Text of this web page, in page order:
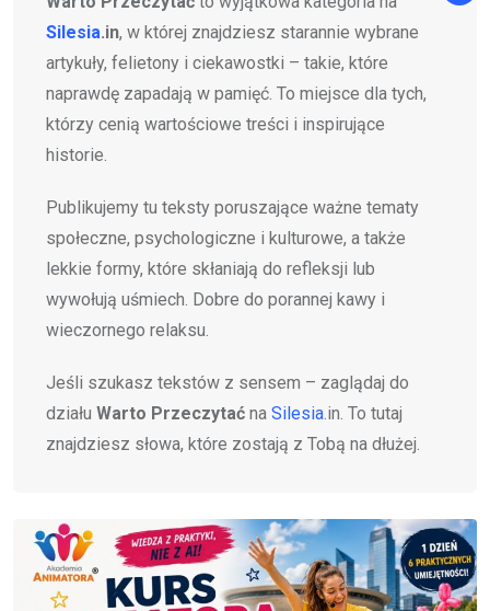
Silesia.in, w której znajdziesz starannie wybrane
artykuły, felietony i ciekawostki – takie, które
naprawdę zapadają w pamięć. To miejsce dla tych,
którzy cenią wartościowe treści i inspirujące
historie.
Publikujemy tu teksty poruszające ważne tematy
społeczne, psychologiczne i kulturowe, a także
lekkie formy, które skłaniają do refleksji lub
wywołują uśmiech. Dobre do porannej kawy i
wieczornego relaksu.
Jeśli szukasz tekstów z sensem – zaglądaj do
działu Warto Przeczytać na Silesia .in. To tutaj
znajdziesz słowa, które zostają z Tobą na dłużej.